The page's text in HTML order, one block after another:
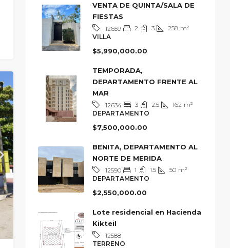
VENTA DE QUINTA/SALA DE
FIESTAS
12659 2 3 258 m²
VILLA
$5,990,000.00
TEMPORADA,
DEPARTAMENTO FRENTE AL
MAR
12634 3 2.5 162 m²
DEPARTAMENTO
$7,500,000.00
BENITA, DEPARTAMENTO AL
NORTE DE MERIDA
12590 1 1.5 50 m²
DEPARTAMENTO
$2,550,000.00
Lote residencial en Hacienda
Kikteil
12588
TERRENO